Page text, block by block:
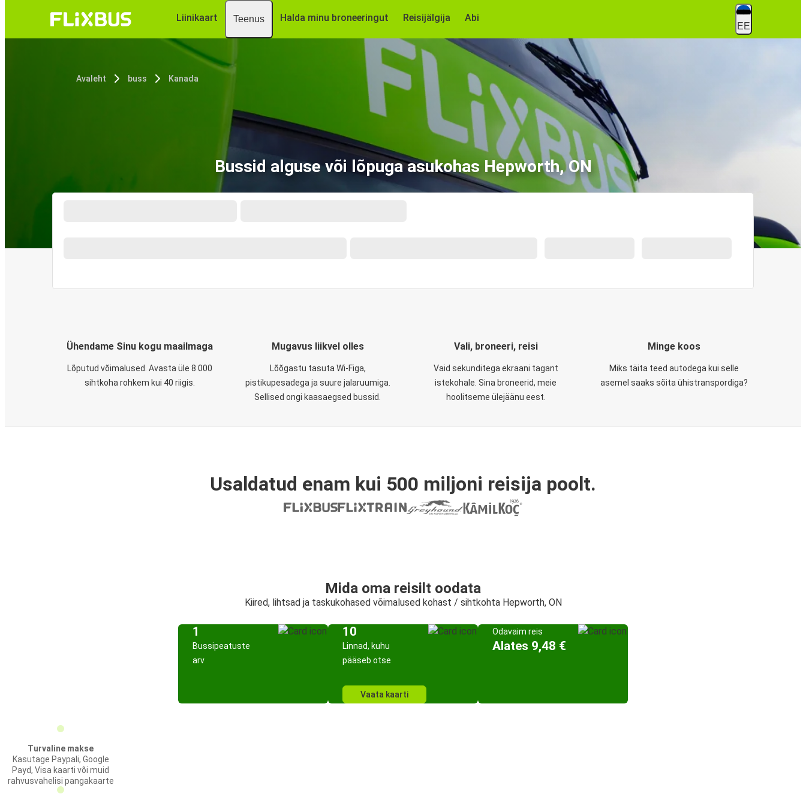
Liinikaart Teenus Halda minu broneeringut Reisijälgija Abi
EE
Avaleht buss Kanada
Bussid alguse või lõpuga asukohas Hepworth, ON
Ühendame Sinu kogu maailmaga
Lõputud võimalused. Avasta üle 8 000
sihtkoha rohkem kui 40 riigis.
Mugavus liikvel olles
Lõõgastu tasuta Wi-Figa,
pistikupesadega ja suure jalaruumiga.
Sellised ongi kaasaegsed bussid.
Vali, broneeri, reisi
Vaid sekunditega ekraani tagant
istekohale. Sina broneerid, meie
hoolitseme ülejäänu eest.
Minge koos
Miks täita teed autodega kui selle
asemel saaks sõita ühistranspordiga?
Usaldatud enam kui 500 miljoni reisija poolt.
Mida oma reisilt oodata
Kiired, lihtsad ja taskukohased võimalused kohast / sihtkohta Hepworth, ON
1
Bussipeatuste
arv
10
Linnad, kuhu
pääseb otse
Vaata kaarti
Odavaim reis
Alates 9,48 €
Turvaline makse
Kasutage Paypali, Google
Payd, Visa kaarti või muid
rahvusvahelisi pangakaarte